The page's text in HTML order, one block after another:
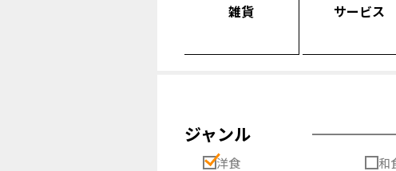
雑貨 サービス
ジャンル
洋食 和